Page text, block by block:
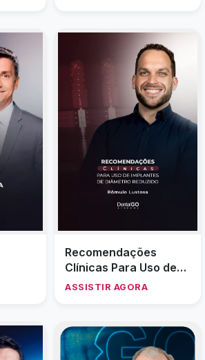
momento certo de agir?
Recomendações
Clínicas Para Uso de
Implantes de
ASSISTIR AGORA